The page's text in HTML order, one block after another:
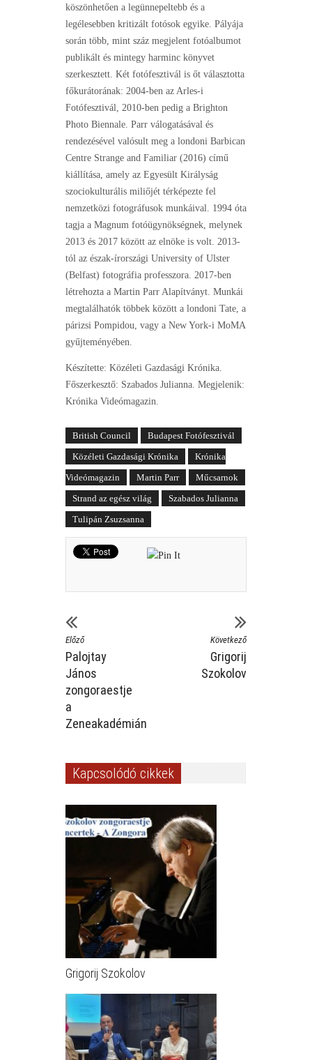
köszönhetően a legünnepeltebb és a
legélesebben kritizált fotósok egyike. Pályája
során több, mint száz megjelent fotóalbumot
publikált és mintegy harminc könyvet
szerkesztett. Két fotófesztivál is őt választotta
főkurátorának: 2004-ben az Arles-i
Fotófesztivál, 2010-ben pedig a Brighton
Photo Biennale. Parr válogatásával és
rendezésével valósult meg a londoni Barbican
Centre Strange and Familiar (2016) című
kiállítása, amely az Egyesült Királyság
szociokulturális miliőjét térképezte fel
nemzetközi fotográfusok munkáival. 1994 óta
tagja a Magnum fotóügynökségnek, melynek
2013 és 2017 között az elnöke is volt. 2013-
tól az észak-írországi University of Ulster
(Belfast) fotográfia professzora. 2017-ben
létrehozta a Martin Parr Alapítványt. Munkái
megtalálhatók többek között a londoni Tate, a
párizsi Pompidou, vagy a New York-i MoMA
gyűjteményében.
Készítette: Közéleti Gazdasági Krónika.
Főszerkesztő: Szabados Julianna. Megjelenik:
Krónika Videómagazin.
British Council
Budapest Fotófesztivál
Közéleti Gazdasági Krónika
Krónika
Videómagazin
Martin Parr
Műcsarnok
Strand az egész világ
Szabados Julianna
Tulipán Zsuzsanna
Előző
Palojtay
János
zongoraestje
a
Zeneakadémián
Következő
Grigorij
Szokolov
Kapcsolódó cikkek
Grigorij Szokolov